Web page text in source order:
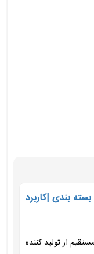
بندی |کاربرد
09197443453 خرید مستقیم از تولید کننده